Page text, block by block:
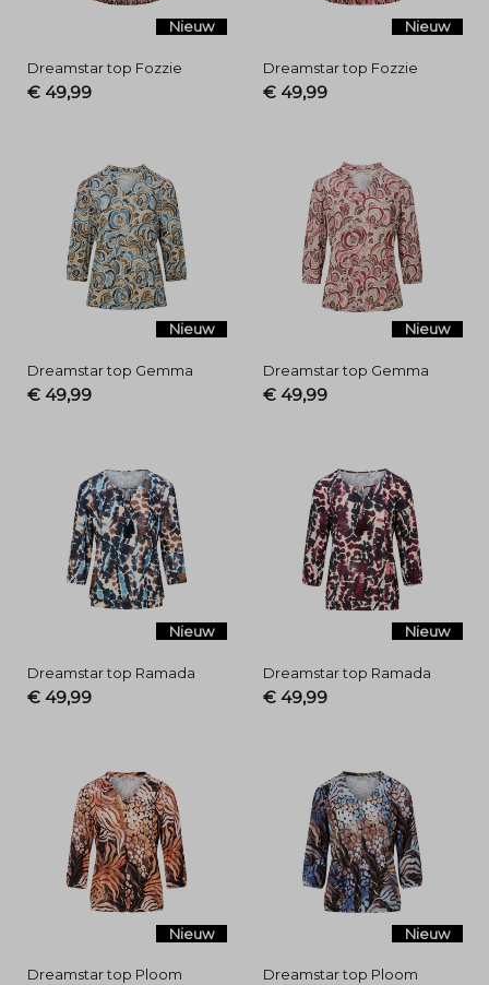
Losser
Menger
Mode
Nieuw
Dreamstar top Fozzie
€ 49,99
Nieuw
Dreamstar top Fozzie
€ 49,99
Nieuw
Dreamstar top Gemma
€ 49,99
Nieuw
Dreamstar top Gemma
€ 49,99
Nieuw
Dreamstar top Ramada
€ 49,99
Nieuw
Dreamstar top Ramada
€ 49,99
Nieuw
Dreamstar top Ploom
Nieuw
Dreamstar top Ploom